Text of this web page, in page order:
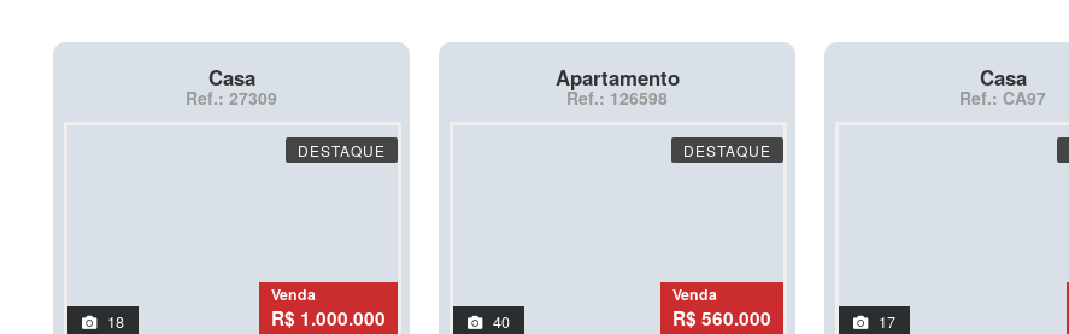
Casa
Ref.: 27309
DESTAQUE
18
Venda
R$ 1.000.000
Apartamento
Ref.: 126598
DESTAQUE
40
Venda
R$ 560.000
Casa
Ref.: CA97
17